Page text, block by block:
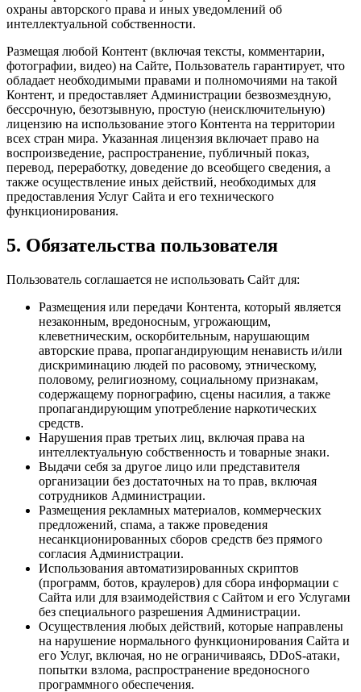
охраны авторского права и иных уведомлений об
интеллектуальной собственности.
Размещая любой Контент (включая тексты, комментарии,
фотографии, видео) на Сайте, Пользователь гарантирует, что
обладает необходимыми правами и полномочиями на такой
Контент, и предоставляет Администрации безвозмездную,
бессрочную, безотзывную, простую (неисключительную)
лицензию на использование этого Контента на территории
всех стран мира. Указанная лицензия включает право на
воспроизведение, распространение, публичный показ,
перевод, переработку, доведение до всеобщего сведения, а
также осуществление иных действий, необходимых для
предоставления Услуг Сайта и его технического
функционирования.
5. Обязательства пользователя
Пользователь соглашается не использовать Сайт для:
Размещения или передачи Контента, который является
незаконным, вредоносным, угрожающим,
клеветническим, оскорбительным, нарушающим
авторские права, пропагандирующим ненависть и/или
дискриминацию людей по расовому, этническому,
половому, религиозному, социальному признакам,
содержащему порнографию, сцены насилия, а также
пропагандирующим употребление наркотических
средств.
Нарушения прав третьих лиц, включая права на
интеллектуальную собственность и товарные знаки.
Выдачи себя за другое лицо или представителя
организации без достаточных на то прав, включая
сотрудников Администрации.
Размещения рекламных материалов, коммерческих
предложений, спама, а также проведения
несанкционированных сборов средств без прямого
согласия Администрации.
Использования автоматизированных скриптов
(программ, ботов, краулеров) для сбора информации с
Сайта или для взаимодействия с Сайтом и его Услугами
без специального разрешения Администрации.
Осуществления любых действий, которые направлены
на нарушение нормального функционирования Сайта и
его Услуг, включая, но не ограничиваясь, DDoS-атаки,
попытки взлома, распространение вредоносного
программного обеспечения.